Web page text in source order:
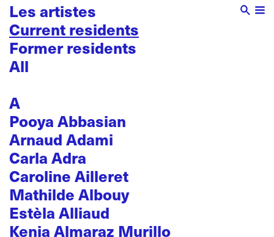
Les artistes
Current residents
Former residents
All
A
Pooya Abbasian
Arnaud Adami
Carla Adra
Caroline Ailleret
Mathilde Albouy
Estèla Alliaud
Kenia Almaraz Murillo